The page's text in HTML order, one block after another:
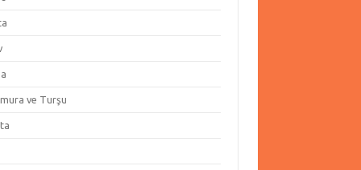
ve Turşu